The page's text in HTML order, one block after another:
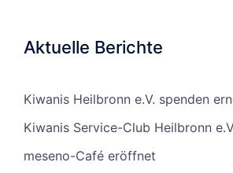
Aktuelle Berichte
Kiwanis Heilbronn e.V. spenden
Kiwanis Service-Club Heilbronn
meseno-Café eröffnet